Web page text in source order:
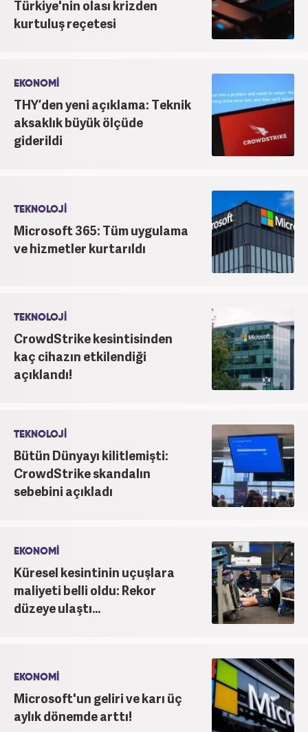
Türkiye'nin olası krizden
kurtuluş reçetesi
EKONOMİ
THY’den yeni açıklama: Teknik
aksaklık büyük ölçüde
giderildi
TEKNOLOJİ
Microsoft 365: Tüm uygulama
ve hizmetler kurtarıldı
TEKNOLOJİ
CrowdStrike kesintisinden
kaç cihazın etkilendiği
açıklandı!
TEKNOLOJİ
Bütün Dünyayı kilitlemişti:
CrowdStrike skandalın
sebebini açıkladı
EKONOMİ
Küresel kesintinin uçuşlara
maliyeti belli oldu: Rekor
düzeye ulaştı...
EKONOMİ
Microsoft'un geliri ve karı üç
aylık dönemde arttı!